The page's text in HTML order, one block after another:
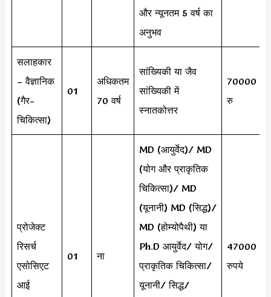
और न्यूनतम 5 वर्ष का
अनुभव
सलाहकार
– वैज्ञानिक
(गैर-
चिकित्सा)
01
अधिकतम
70 वर्ष
सांख्यिकी या जैव
सांख्यिकी में
स्नातकोत्तर
70000
रु
प्रोजेक्ट
रिसर्च
एसोसिएट
आई
01 ना
MD (आयुर्वेद)/ MD
(योग और प्राकृतिक
चिकित्सा)/ MD
(यूनानी) MD (सिद्ध)/
MD (होम्योपैथी) या
Ph.D आयुर्वेद/ योग/
प्राकृतिक चिकित्सा/
यूनानी/ सिद्ध/
47000
रुपये